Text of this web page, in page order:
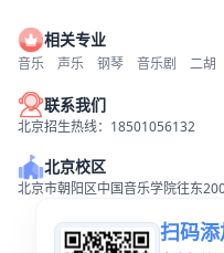
相关专业
音乐 声乐 钢琴 音乐剧 二胡
联系我们
北京招生热线：18501056132
北京校区
北京市朝阳区中国音乐学院往东
扫码